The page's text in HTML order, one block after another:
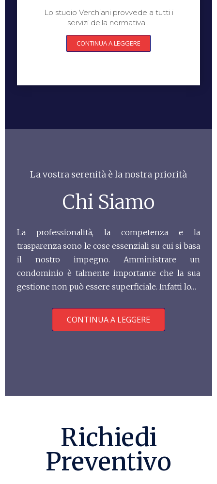
Lo studio Verchiani provvede a tutti i
servizi della normativa...
CONTINUA A LEGGERE
La vostra serenità è la nostra priorità
Chi Siamo
La professionalità, la competenza e la
trasparenza sono le cose essenziali su cui si basa
il nostro impegno. Amministrare un
condominio è talmente importante che la sua
gestione non può essere superficiale. Infatti lo…
CONTINUA A LEGGERE
Richiedi
Preventivo